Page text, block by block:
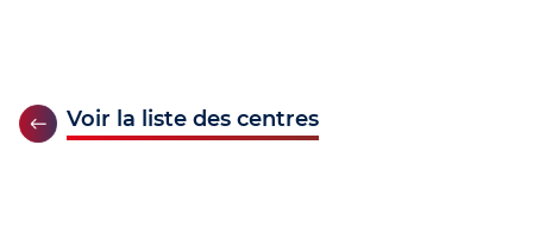
Voir la liste des centres